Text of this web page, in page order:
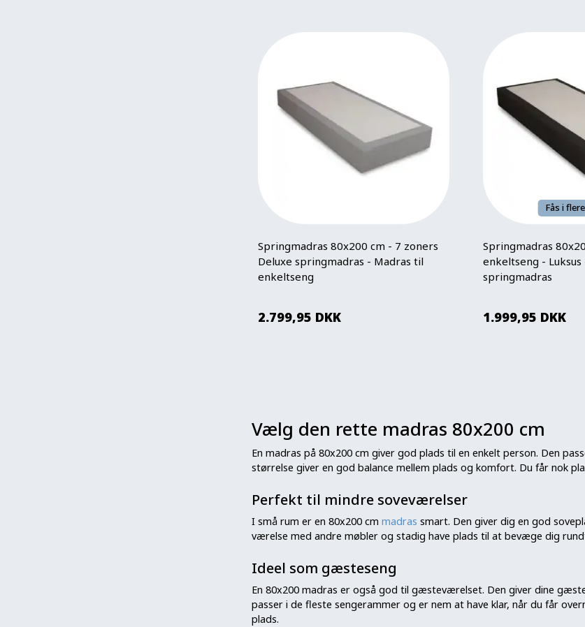
Springmadras 80x200 cm - 7 zoners
Deluxe springmadras - Madras til
enkeltseng
2.799,95 DKK
Fås i
Springmadras
enkeltseng -
springmadras
1.999,95 DKK
Vælg den rette madras 80x200 cm
En madras på 80x200 cm giver god plads til en enkelt person. Den
størrelse giver en god balance mellem plads og komfort. Du får nok
Perfekt til mindre soveværelser
I små rum er en 80x200 cmmadrassmart. Den giver dig en god
værelse med andre møbler og stadig have plads til at bevæge dig
Ideel som gæsteseng
En 80x200 madras er også god til gæsteværelset. Den giver dine
passer i de fleste sengerammer og er nem at have klar, når du får
plads.